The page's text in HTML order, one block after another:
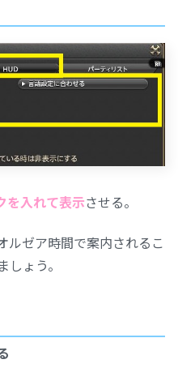
を入れて表示させる。
ルゼア時間で案内されるこ
ょう。